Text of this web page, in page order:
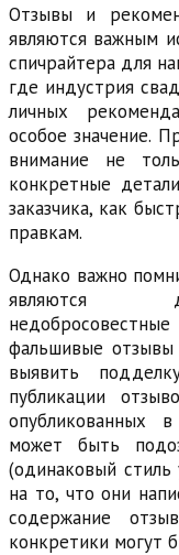
Отзывы и
являются важным
спичрайтера для
где индустрия
личных
особое значение.
внимание не
конкретные
заказчика, как
правкам.
Однако важно
являются
фальшивые
выявить
публикации
опубликованных
может быть
(одинаковый
на то, что они
содержание
конкретики могут